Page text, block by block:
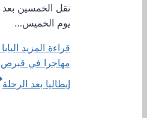
نقل الخمسين بعد
يوم الخميس…
قراءة المزيد
مهاجرا في قبرص
إيطاليا بعد الرحلة